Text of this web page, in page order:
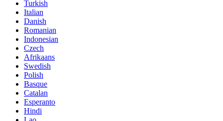
Turkish
Italian
Danish
Romanian
Indonesian
Czech
Afrikaans
Swedish
Polish
Basque
Catalan
Esperanto
Hindi